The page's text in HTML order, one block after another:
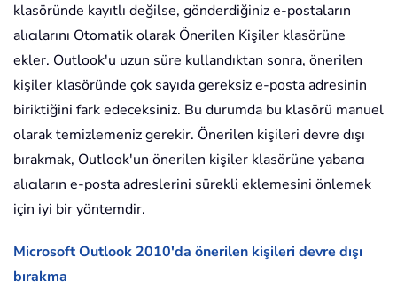
klasöründe kayıtlı değilse, gönderdiğiniz e-postaların
alıcılarını Otomatik olarak Önerilen Kişiler klasörüne
ekler. Outlook'u uzun süre kullandıktan sonra, önerilen
kişiler klasöründe çok sayıda gereksiz e-posta adresinin
biriktiğini fark edeceksiniz. Bu durumda bu klasörü manuel
olarak temizlemeniz gerekir. Önerilen kişileri devre dışı
bırakmak, Outlook'un önerilen kişiler klasörüne yabancı
alıcıların e-posta adreslerini sürekli eklemesini önlemek
için iyi bir yöntemdir.
Microsoft Outlook 2010'da önerilen kişileri devre dışı
bırakma